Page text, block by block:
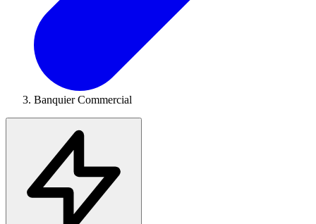
Banquier Commercial